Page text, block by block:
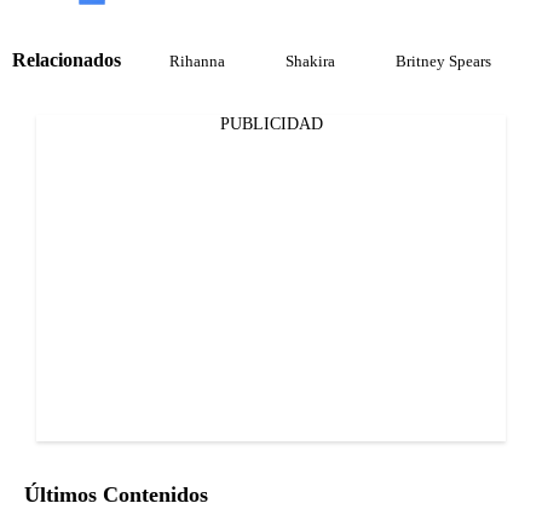
Relacionados Rihanna Shakira Britney Spears
PUBLICIDAD
Últimos Contenidos